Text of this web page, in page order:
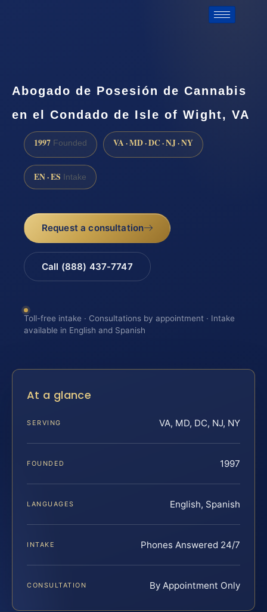
Abogado de Posesión de Cannabis
en el Condado de Isle of Wight, VA
1997 Founded VA · MD · DC · NJ · NY
EN · ES Intake
Request a consultation
Call (888) 437-7747
Toll-free intake · Consultations by appointment · Intake
available in English and Spanish
At a glance
SERVING VA, MD, DC, NJ, NY
FOUNDED 1997
LANGUAGES English, Spanish
INTAKE Phones Answered 24/7
CONSULTATION By Appointment Only